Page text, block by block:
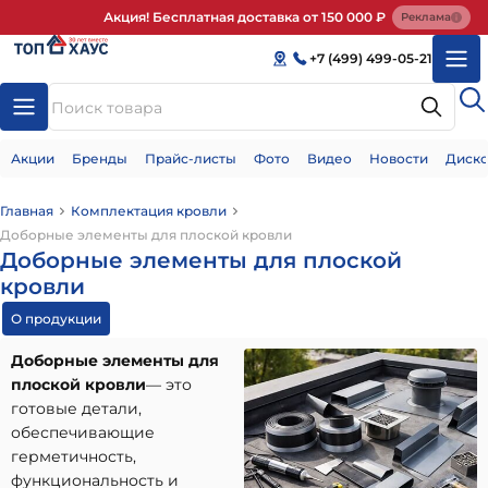
Акция! Бесплатная доставка от 150 000 ₽ Реклама
+7 (499) 499-05-21
Акции Бренды Прайс-листы Фото Видео Новости
Главная
Комплектация кровли
Доборные элементы для плоской кровли
Доборные элементы для плоской
кровли
О продукции
Доборные элементы для
плоской кровли— это
готовые детали,
обеспечивающие
герметичность,
функциональность и